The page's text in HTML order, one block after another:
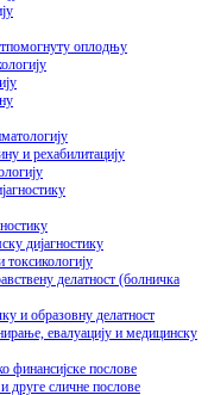
оплодњу
и рехабилитацију
дијагностику
делатност (болничка
и образовну делатност
евалуацију и медицинску
финансијске послове
друге сличне послове